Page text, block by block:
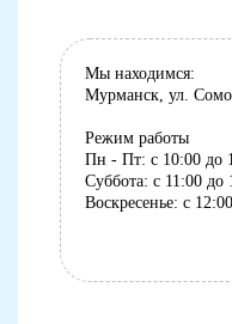
Мы находимся:
Мурманск, ул.
Режим работы
Пн - Пт: с 10:00 до
Суббота: с 11:00 до
Воскресенье: с